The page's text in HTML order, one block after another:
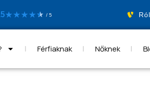
★★★★★
★ / 5
Férfiaknak Nőknek